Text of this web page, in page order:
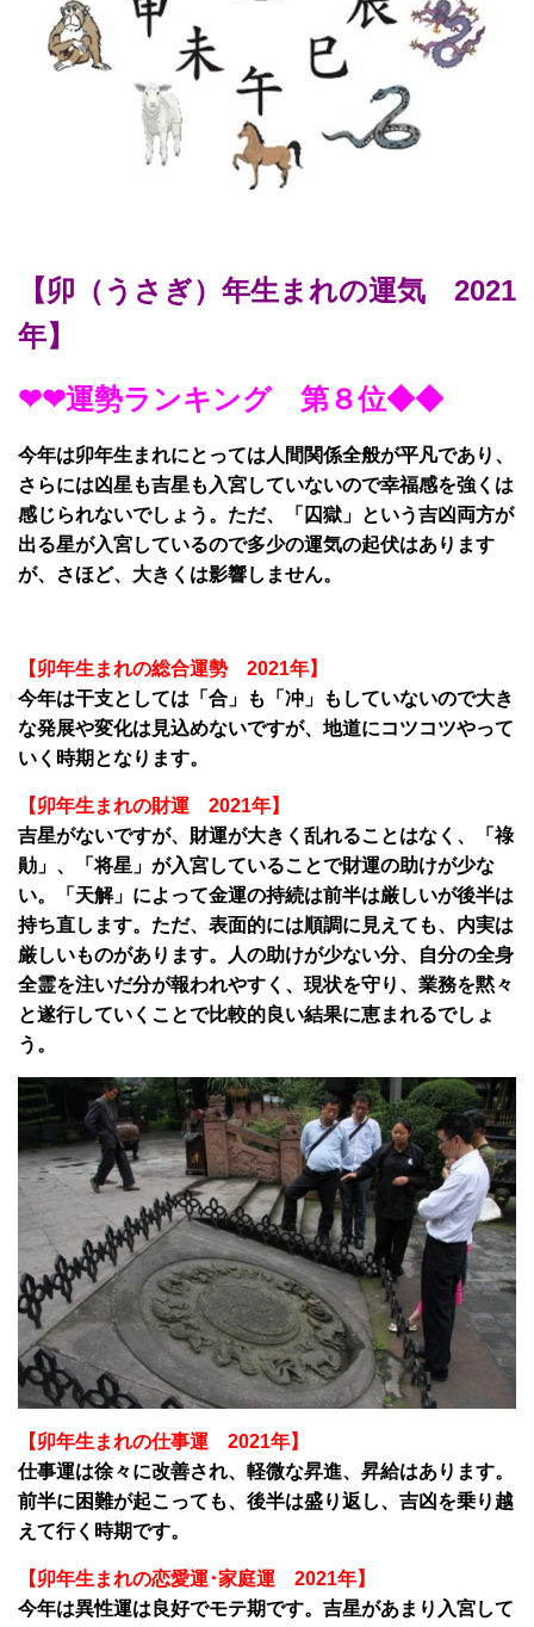
【卯（うさぎ）年生まれの運気 2021
年】
❤❤運勢ランキング 第８位◆◆
今年は卯年生まれにとっては人間関係全般が平凡であり、
さらには凶星も吉星も入宮していないので幸福感を強くは
感じられないでしょう。ただ、「囚獄」という吉凶両方が
出る星が入宮しているので多少の運気の起伏はあります
が、さほど、大きくは影響しません。
【卯年生まれの総合運勢 2021年】
今年は干支としては「合」も「冲」もしていないので大き
な発展や変化は見込めないですが、地道にコツコツやって
いく時期となります。
【卯年生まれの財運 2021年】
吉星がないですが、財運が大きく乱れることはなく、「祿
勛」、「将星」が入宮していることで財運の助けが少な
い。「天解」によって金運の持続は前半は厳しいが後半は
持ち直します。ただ、表面的には順調に見えても、内実は
厳しいものがあります。人の助けが少ない分、自分の全身
全霊を注いだ分が報われやすく、現状を守り、業務を黙々
と遂行していくことで比較的良い結果に恵まれるでしょ
う。
【卯年生まれの仕事運 2021年】
仕事運は徐々に改善され、軽微な昇進、昇給はあります。
前半に困難が起こっても、後半は盛り返し、吉凶を乗り越
えて行く時期です。
【卯年生まれの恋愛運･家庭運 2021年】
今年は異性運は良好でモテ期です。吉星があまり入宮して